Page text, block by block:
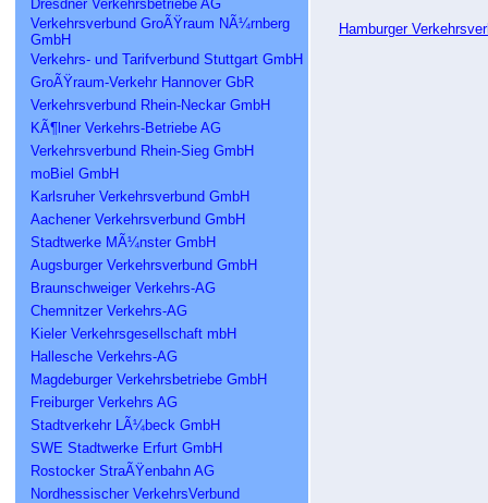
Dresdner Verkehrsbetriebe AG
Verkehrsverbund GroÃŸraum NÃ¼rnberg
GmbH
Verkehrs- und Tarifverbund Stuttgart GmbH
GroÃŸraum-Verkehr Hannover GbR
Verkehrsverbund Rhein-Neckar GmbH
KÃ¶lner Verkehrs-Betriebe AG
Verkehrsverbund Rhein-Sieg GmbH
moBiel GmbH
Karlsruher Verkehrsverbund GmbH
Aachener Verkehrsverbund GmbH
Stadtwerke MÃ¼nster GmbH
Augsburger Verkehrsverbund GmbH
Braunschweiger Verkehrs-AG
Chemnitzer Verkehrs-AG
Kieler Verkehrsgesellschaft mbH
Hallesche Verkehrs-AG
Magdeburger Verkehrsbetriebe GmbH
Freiburger Verkehrs AG
Stadtverkehr LÃ¼beck GmbH
SWE Stadtwerke Erfurt GmbH
Rostocker StraÃŸenbahn AG
Nordhessischer VerkehrsVerbund
Hamburger